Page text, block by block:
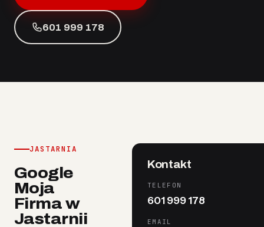
601 999 178
JASTARNIA
Google
Moja
Firma w
Jastarnii
Kontakt
TELEFON
601 999 178
EMAIL